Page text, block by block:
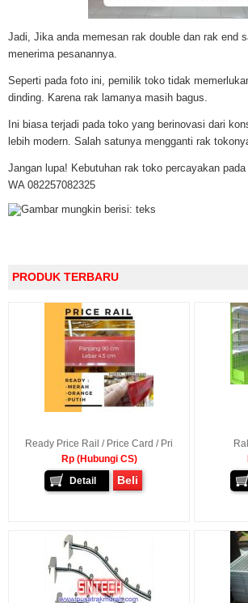
Jadi, Jika anda memesan rak double dan rak end
menerima pesanannya.
Seperti pada foto ini, pemilik toko tidak
dinding. Karena rak lamanya masih bagus.
Ini biasa terjadi pada toko yang berinovasi dari
lebih modern. Salah satunya mengganti rak
Jangan lupa! Kebutuhan rak toko percayakan
WA 082257082325
PRODUK TERBARU
Ready Price Rail / Price Card / Pri
Rp (Hubungi CS)
Detail
Beli